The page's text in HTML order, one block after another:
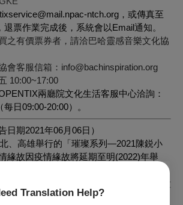
Translation Help?
ntch.org，或傳真至
退票作業完成後，系統會以Email通知。
之有價票券者，請洽巴哈靈感音樂文化協
會客服信箱：info@bachinspiration.org​
10:00~17:00
兩廳院文化生活客服中心洽詢：
每日09:00-20:00）。
日期2021年06月06日）
、高雄舉行的「璀璨系列—2021陳鋭小
緣故因疫情緣故將延期至明(2022)年舉
資訊，造成觀眾不便，敬請見諒。
琴獨奏會